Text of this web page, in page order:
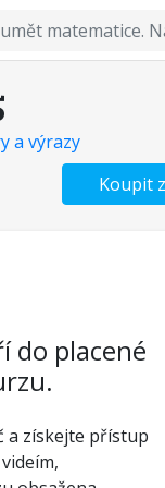
a výrazy
Koupit
do placené
a získejte přístup